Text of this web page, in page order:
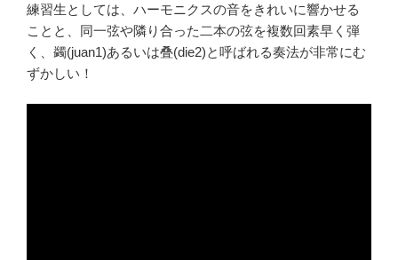
練習生としては、ハーモニクスの音をきれいに響かせる
ことと、同一弦や隣り合った二本の弦を複数回素早く弾
く、蠲(juan1)あるいは叠(die2)と呼ばれる奏法が非常にむ
ずかしい！